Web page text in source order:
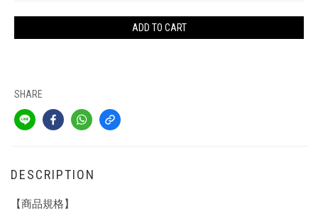
ADD TO CART
SHARE
DESCRIPTION
【商品規格】